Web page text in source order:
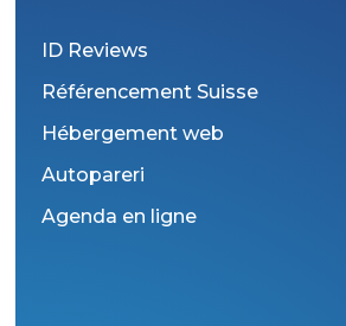
ID Reviews
Référencement Suisse
Hébergement web
Autopareri
Agenda en ligne